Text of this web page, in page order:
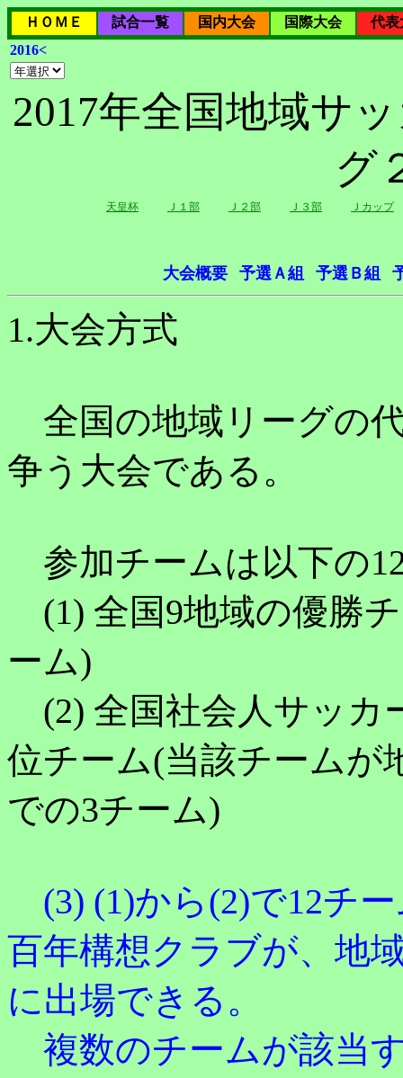
ＨＯＭＥ 試合一覧 国内大会 国際大会
代表
2016<
2017年全国地域サ
グ
天皇杯 Ｊ１部 Ｊ２部 Ｊ３部 Ｊカップ
大会概要 予選Ａ組 予選Ｂ組
1.大会方式
全国の地域リーグの
争う大会である。
参加チームは以下の
(1) 全国9地域の優勝
ーム)
(2) 全国社会人サッカ
位チーム(当該チームが
での3チーム)
(3) (1)から(2)で12チ
百年構想クラブが、地
に出場できる。
複数のチームが該当